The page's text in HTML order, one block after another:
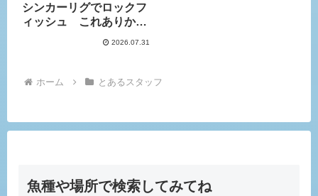
シンカーリグでロックフ
ィッシュ これありか
2026.07.31
ホーム とあるスタッフ
魚種や場所で検索してみてね